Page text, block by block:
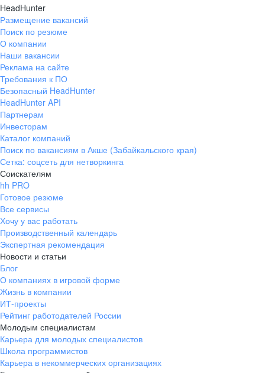
HeadHunter
Размещение вакансий
Поиск по резюме
О компании
Наши вакансии
Реклама на сайте
Требования к ПО
Безопасный HeadHunter
HeadHunter API
Партнерам
Инвесторам
Каталог компаний
Поиск по вакансиям в Акше (Забайкальского края)
Сетка: соцсеть для нетворкинга
Соискателям
hh PRO
Готовое резюме
Все сервисы
Хочу у вас работать
Производственный календарь
Экспертная рекомендация
Новости и статьи
Блог
О компаниях в игровой форме
Жизнь в компании
ИТ-проекты
Рейтинг работодателей России
Молодым специалистам
Карьера для молодых специалистов
Школа программистов
Карьера в некоммерческих организациях